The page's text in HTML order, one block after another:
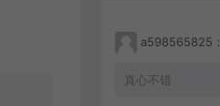
a598565825：
真心不错